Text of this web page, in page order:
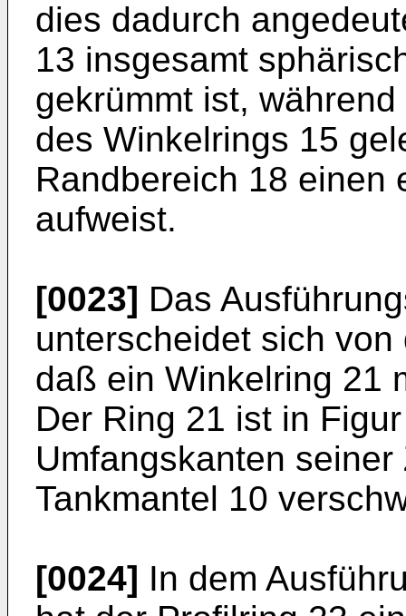
dies dadurch
13 insgesamt
gekrümmt ist,
des Winkelrings 15
Randbereich 18
aufweist.
[0023] Das
unterscheidet sich
daß ein Winkelring 21
Der Ring 21 ist in
Umfangskanten
Tankmantel 10
[0024] In dem